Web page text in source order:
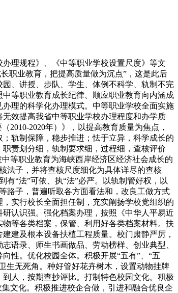
理规程》、《中等职业学校设置尺度》等文
职业教育，把提高质量做为沉点”，这是此后
、讲授、步队、学生、体例不科学、轨制不完
等职业教育成长纪律、顺应职业教育向内涵成
理的科学化办理模式。中等职业学校全面实施
效提高我省中等职业学校办理程度和办学质
2020年）》，以提高教育质量为焦点，
轨制保障，稳步推进；怯于立异，科学成长的
责划分细，轨制要求细，过程细，查核评价
等职业教育为海峡西岸经济区经济社会成长的
法子，并将查核尺度细化为具体详尽的查核
“法”可依、执“法”必严。以轨制管好权，以
路子，普遍听取各方面看法和，改良工做方式
实行校长全面担任制，充实阐扬学校党组织的
认识强。强化档案办理，按照《中华人平易近
等各类档案，保管、利用好各类档案材料。扶
建及根本设备扶植工程质量。校门肃静严厉，
语录、师生书画做品、劳动榜样、创业典型、
性。优化校园全体。积极开展“五有”、“五
生无死角。种好管好花卉树木，设置动物挂牌
人，按期查抄评比。打制特色校园文化。积极
文化。积极推进校企合做，引进和融合优良企